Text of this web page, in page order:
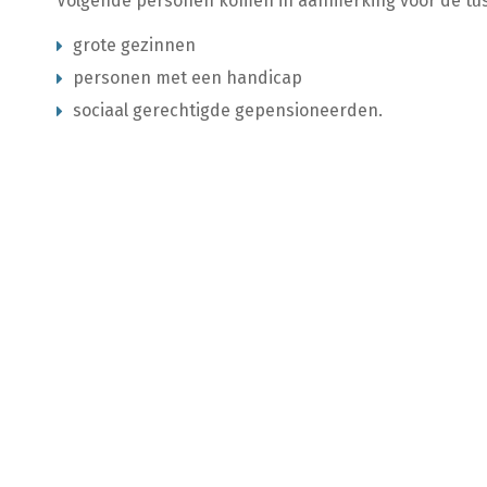
grote gezinnen
personen met een handicap
sociaal gerechtigde gepensioneerden.